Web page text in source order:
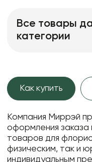
Все товары
категории
Как купить
Компания Миррэй
оформления
товаров для
физическим, так и
индивидуальным